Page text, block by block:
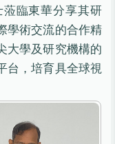
臨東華分享其研
學術交流的合作精
大學及研究機構的
台，培育具全球視